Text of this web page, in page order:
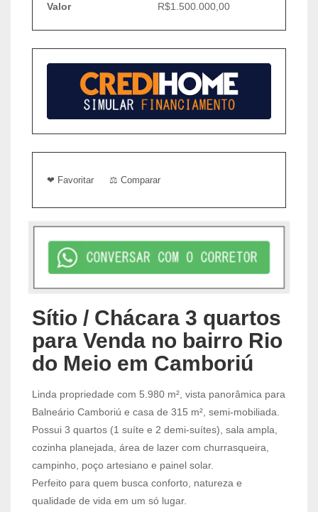
Valor
R$1.500.000,00
❤ Favoritar ⚖ Comparar
Sítio / Chácara 3 quartos
para Venda no bairro Rio
do Meio em Camboriú
Linda propriedade com 5.980 m², vista panorâmica para
Balneário Camboriú e casa de 315 m², semi-mobiliada.
Possui 3 quartos (1 suíte e 2 demi-suítes), sala ampla,
cozinha planejada, área de lazer com churrasqueira,
campinho, poço artesiano e painel solar.
Perfeito para quem busca conforto, natureza e
qualidade de vida em um só lugar.